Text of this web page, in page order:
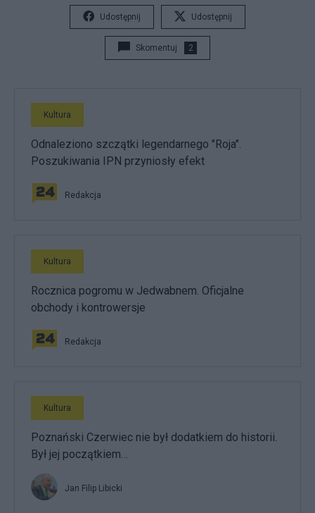
Udostępnij Udostępnij
Skomentuj 2
Kultura
Odnaleziono szczątki legendarnego "Roja".
Poszukiwania IPN przyniosły efekt
Redakcja
Kultura
Rocznica pogromu w Jedwabnem. Oficjalne
obchody i kontrowersje
Redakcja
Kultura
Poznański Czerwiec nie był dodatkiem do historii.
Był jej początkiem…
Jan Filip Libicki